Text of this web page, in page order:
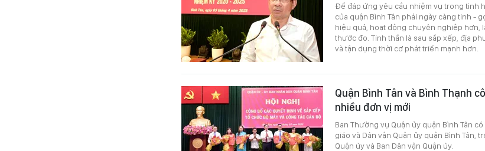
Để đáp ứng yêu cầu nhiệm vụ trong tình
của quận Bình Tân phải ngày càng tinh -
hiệu quả, hoạt động chuyên nghiệp hơn,
thước đo. Tinh thần là sau sắp xếp, địa
và tận dụng thời cơ phát triển mạnh hơn.
Quận Bình Tân và Bình Thạnh
nhiều đơn vị mới
Ban Thường vụ Quận ủy quận Bình Tân
giáo và Dân vận Quận ủy quận Bình Tân,
Quận ủy và Ban Dân vận Quận ủy.